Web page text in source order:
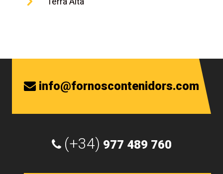
info@fornoscontenidors.com
(+34) 977 489 760